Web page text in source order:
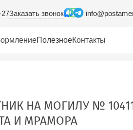
27Заказать звонок
ПолезноеКонтакты
НА МОГИЛУ №
И МРАМОРА